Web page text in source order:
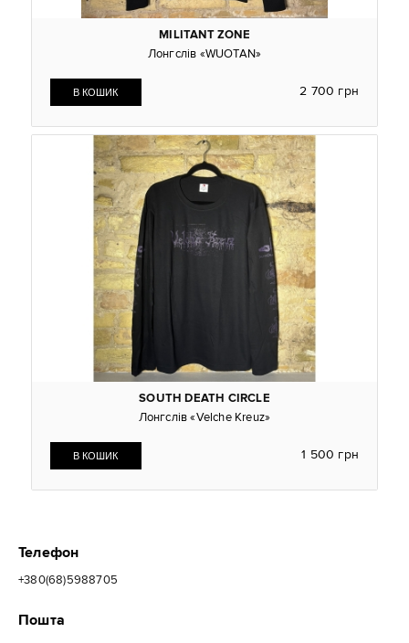
MILITANT ZONE
Лонгслів «WUOTAN»
2 700 грн
SOUTH DEATH CIRСLE
Лонгслів «Velche Kreuz»
1 500 грн
Телефон
+380(68)5988705
Пошта